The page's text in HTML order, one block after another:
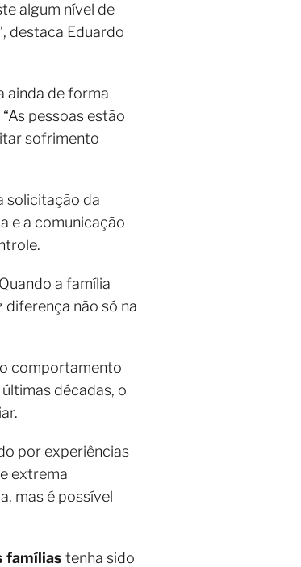
algum nível de
destaca Eduardo
ainda de forma
pessoas estão
sofrimento
solicitação da
e a comunicação
a família
diferença não só na
comportamento
décadas, o
por experiências
extrema
mas é possível
famílias tenha sido